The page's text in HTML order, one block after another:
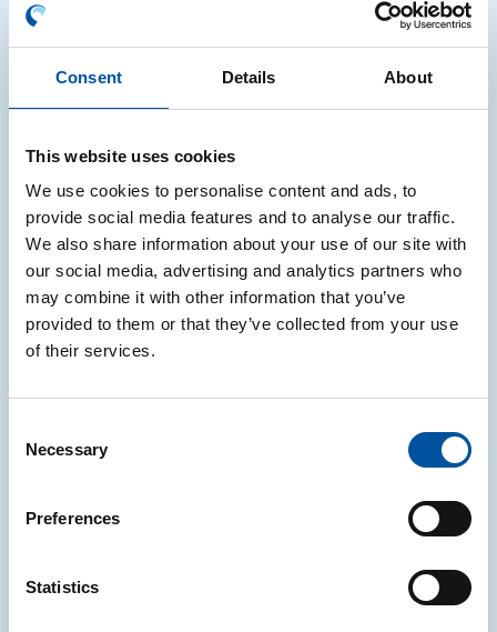
Consent Details About
This website uses cookies
We use cookies to personalise content and ads, to
provide social media features and to analyse our traffic.
We also share information about your use of our site with
our social media, advertising and analytics partners who
may combine it with other information that you’ve
provided to them or that they’ve collected from your use
of their services.
Selection
Necessary
Preferences
Statistics
Etichettatura degli imballaggi in
aggiornamenti note informative CONAI
CONAI ha aggiornate le note informative relative
agli obblighi di etichettatura in Francia, Spagna e
Germania
05.08.2026
PPWR: aggiornate le FAQ ufficiali della
agosto 2026
A pochi giorni dall’applicazione del Regolamento,
arrivano le nuove FAQ della Commissione europea